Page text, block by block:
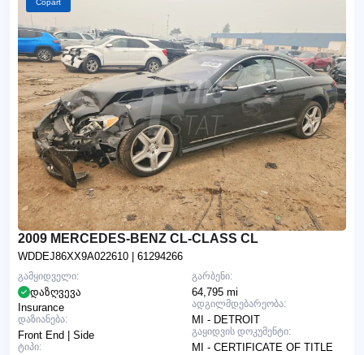
2009 MERCEDES-BENZ CL-CLASS CL
WDDEJ86XX9A022610 | 61294266
გარბენი:
64,795 mi
ადგილმდებარეობა:
MI - DETROIT
გაყიდვის დოკუმენტი:
MI - CERTIFICATE OF TITLE
გამყიდველი:
დაზღვევა
Insurance
დაზიანება:
Front End | Side
ტიპი: